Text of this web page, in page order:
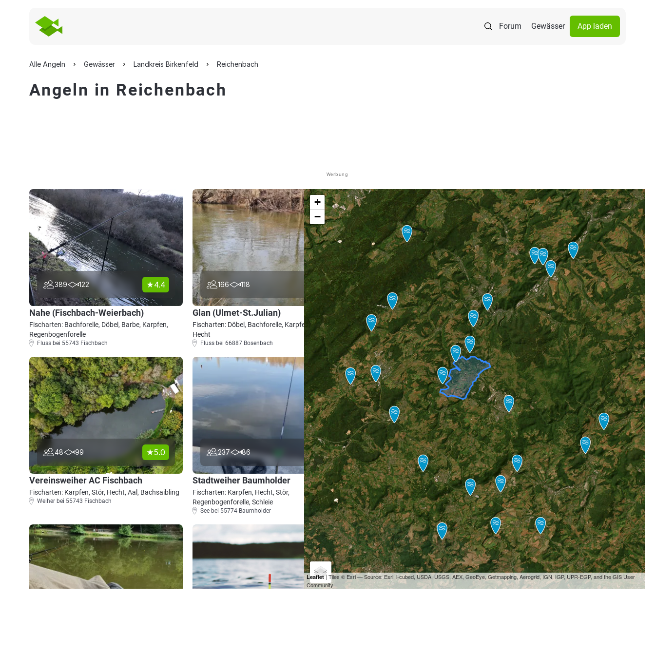
Forum Gewässer App laden
Alle Angeln Gewässer Landkreis Birkenfeld Reichenbach
Angeln in Reichenbach
Werbung
389 122 4.4
Nahe (Fischbach-Weierbach)
Fischarten: Bachforelle, Döbel, Barbe, Karpfen,
Regenbogenforelle
Fluss bei 55743 Fischbach
166 118 4.2
Glan (Ulmet-St.Julian)
Fischarten: Döbel, Bachforelle, Karpfen, Brachse,
Hecht
Fluss bei 66887 Bosenbach
48 99 5.0
Vereinsweiher AC Fischbach
Fischarten: Karpfen, Stör, Hecht, Aal, Bachsaibling
Weiher bei 55743 Fischbach
237 86 4.9
Stadtweiher Baumholder
Fischarten: Karpfen, Hecht, Stör,
Regenbogenforelle, Schleie
See bei 55774 Baumholder
+
−
Leaflet| Tiles © Esri — Source: Esri, i-cubed, USDA, USGS, AEX, GeoEye, Getmapping, Aerogrid, IGN, IGP, UPR-EGP, and the GIS User
Community